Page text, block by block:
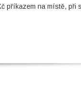
příkazem na místě,